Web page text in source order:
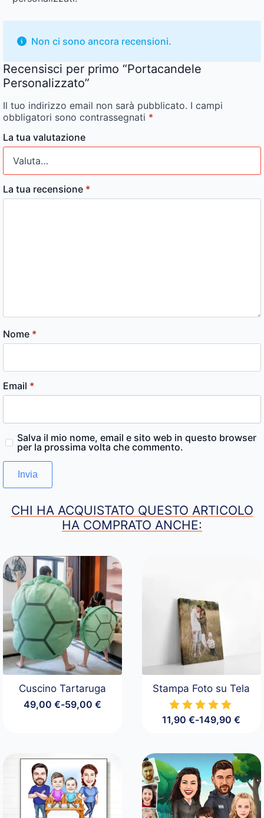
Non ci sono ancora recensioni.
Recensisci per primo “Portacandele
Personalizzato”
Il tuo indirizzo email non sarà pubblicato. I campi
obbligatori sono contrassegnati *
La tua valutazione
La tua recensione *
Nome *
Email *
Salva il mio nome, email e sito web in questo browser
per la prossima volta che commento.
CHI HA ACQUISTATO QUESTO ARTICOLO
HA COMPRATO ANCHE:
Cuscino Tartaruga
49,00€-59,00€
Fascia
59,00 €
Stampa Foto su Tela
11,90€-149,90€
Fascia
11,90 €
a
149,90 €